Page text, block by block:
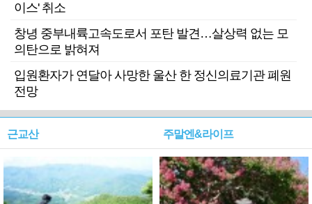
이스' 취소
창녕 중부내륙고속도로서 포탄 발견…살상력 없는 모
의탄으로 밝혀져
입원환자가 연달아 사망한 울산 한 정신의료기관 폐원
전망
근교산 주말엔&라이프